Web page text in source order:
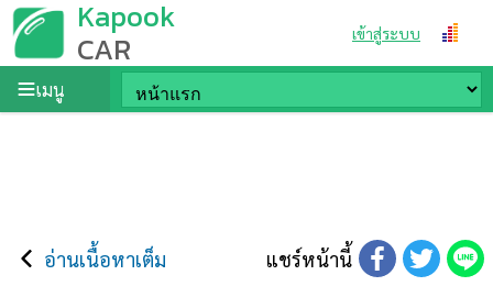
Kapook
CAR เข้าสู่ระบบ
เมนู
อ่านเนื้อหาเต็ม แชร์หน้านี้